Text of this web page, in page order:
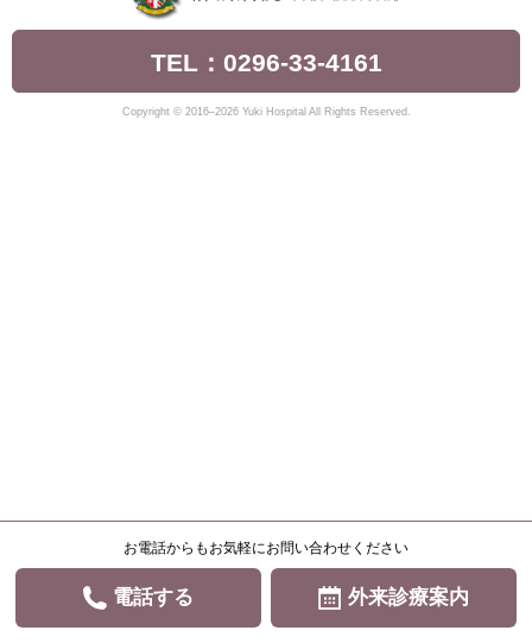
TEL：0296-33-4161
Copyright © 2016–2026 Yuki Hospital All Rights Reserved.
お電話からもお気軽にお問い合わせください
電話する 外来診療案内